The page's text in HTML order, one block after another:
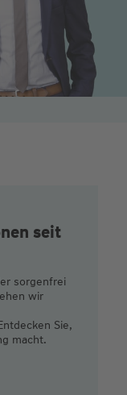
seit
sorgenfrei
wir
Sie,
macht.